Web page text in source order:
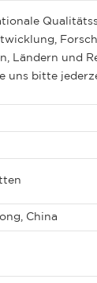
Ländern und
uns bitte
China